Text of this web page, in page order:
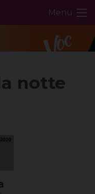
Menu
notte